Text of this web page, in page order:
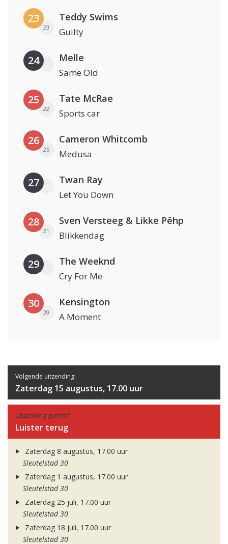
23
23
Teddy Swims
Guilty
24 Melle
Same Old
25
22
Tate McRae
Sports car
26
25
Cameron Whitcomb
Medusa
27 Twan Ray
Let You Down
28
21
Sven Versteeg & Likke Pêhp
Blikkendag
29 The Weeknd
Cry For Me
30
20
Kensington
A Moment
Volgende uitzending:
Zaterdag 15 augustus, 17.00 uur
Uitzending gemist?
Luister terug
Zaterdag 8 augustus, 17.00 uur
Sleutelstad 30
Zaterdag 1 augustus, 17.00 uur
Sleutelstad 30
Zaterdag 25 juli, 17.00 uur
Sleutelstad 30
Zaterdag 18 juli, 17.00 uur
Sleutelstad 30